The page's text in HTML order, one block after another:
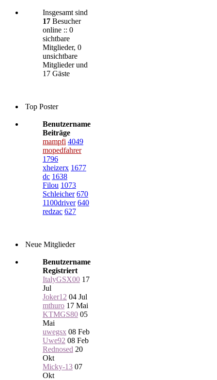
Insgesamt sind
17 Besucher
online :: 0
sichtbare
Mitglieder, 0
unsichtbare
Mitglieder und
17 Gäste
Top Poster
Benutzername
Beiträge
mampfi 4049
mopedfahrer
1796
xheizerx 1677
dc 1638
Filou 1073
Schleicher 670
1100driver 640
redzac 627
Neue Mitglieder
Benutzername
Registriert
ItalyGSX00 17
Jul
Joker12 04 Jul
mthuro 17 Mai
KTMGS80 05
Mai
uwegsx 08 Feb
Uwe92 08 Feb
Rednosed 20
Okt
Micky-13 07
Okt